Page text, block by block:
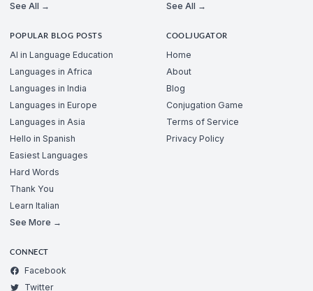
See All →
See All →
POPULAR BLOG POSTS
AI in Language Education
Languages in Africa
Languages in India
Languages in Europe
Languages in Asia
Hello in Spanish
Easiest Languages
Hard Words
Thank You
Learn Italian
See More →
COOLJUGATOR
Home
About
Blog
Conjugation Game
Terms of Service
Privacy Policy
CONNECT
Facebook
Twitter